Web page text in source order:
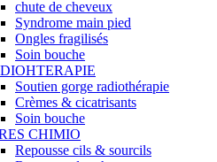
chute de cheveux
Syndrome main pied
Ongles fragilisés
Soin bouche
Soutien gorge radiothérapie
Crèmes & cicatrisants
Soin bouche
CHIMIO
Repousse cils & sourcils